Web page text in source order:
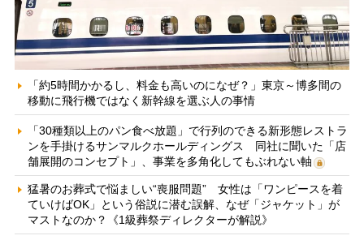
「約5時間かかるし、料金も高いのになぜ？」東京～博多間の
移動に飛行機ではなく新幹線を選ぶ人の事情
「30種類以上のパン食べ放題」で行列のできる新形態レストラ
ンを手掛けるサンマルクホールディングス 同社に聞いた「店
舗展開のコンセプト」、事業を多角化してもぶれない軸
猛暑のお葬式で悩ましい“喪服問題” 女性は「ワンピースを着
ていけばOK」という俗説に潜む誤解、なぜ「ジャケット」が
マストなのか？《1級葬祭ディレクターが解説》